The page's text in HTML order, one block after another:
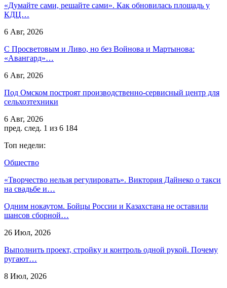
«Думайте сами, решайте сами». Как обновилась площадь у
КДЦ…
6 Авг, 2026
С Просветовым и Ливо, но без Войнова и Мартынова:
«Авангард»…
6 Авг, 2026
Под Омском построят производственно-сервисный центр для
сельхозтехники
6 Авг, 2026
пред. след. 1 из 6 184
Топ недели:
Общество
«Творчество нельзя регулировать». Виктория Дайнеко о такси
на свадьбе и…
Одним нокаутом. Бойцы России и Казахстана не оставили
шансов сборной…
26 Июл, 2026
Выполнить проект, стройку и контроль одной рукой. Почему
ругают…
8 Июл, 2026